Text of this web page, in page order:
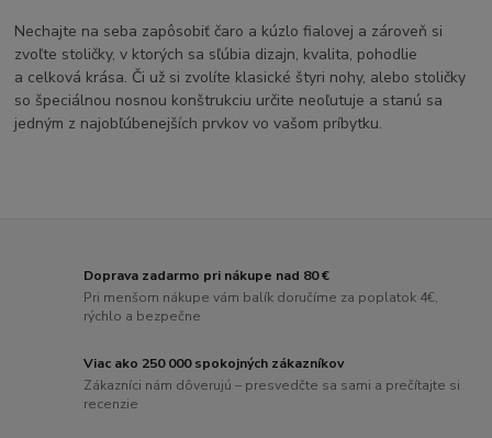
Nechajte na seba zapôsobiť čaro a kúzlo fialovej a zároveň si
zvoľte stoličky, v ktorých sa sľúbia dizajn, kvalita, pohodlie
a celková krása. Či už si zvolíte klasické štyri nohy, alebo stoličky
so špeciálnou nosnou konštrukciu určite neoľutuje a stanú sa
jedným z najobľúbenejších prvkov vo vašom príbytku.
Doprava zadarmo pri nákupe nad 80 €
Pri menšom nákupe vám balík doručíme za poplatok 4€,
rýchlo a bezpečne
Viac ako 250 000 spokojných zákazníkov
Zákazníci nám dôverujú – presvedčte sa sami a prečítajte si
recenzie